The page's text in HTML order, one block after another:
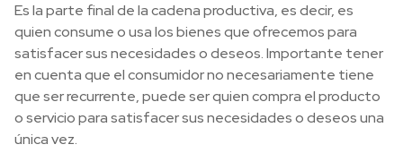
Es la parte final de la cadena productiva, es decir, es
quien consume o usa los bienes que ofrecemos para
satisfacer sus necesidades o deseos. Importante tener
en cuenta que el consumidor no necesariamente tiene
que ser recurrente, puede ser quien compra el producto
o servicio para satisfacer sus necesidades o deseos una
única vez.